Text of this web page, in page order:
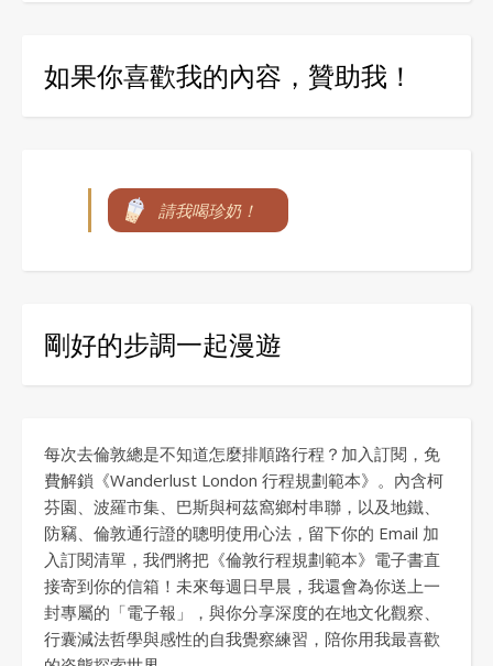
如果你喜歡我的內容，贊助我！
請我喝珍奶！
剛好的步調一起漫遊
每次去倫敦總是不知道怎麼排順路行程？加入訂閱，免
費解鎖《Wanderlust London 行程規劃範本》。內含柯
芬園、波羅市集、巴斯與柯茲窩鄉村串聯，以及地鐵、
防竊、倫敦通行證的聰明使用心法，留下你的 Email 加
入訂閱清單，我們將把《倫敦行程規劃範本》電子書直
接寄到你的信箱！未來每週日早晨，我還會為你送上一
封專屬的「電子報」，與你分享深度的在地文化觀察、
行囊減法哲學與感性的自我覺察練習，陪你用我最喜歡